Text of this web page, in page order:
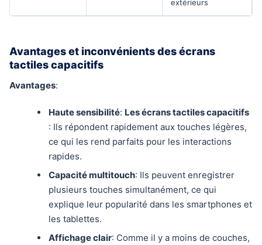
extérieurs
Avantages et inconvénients des écrans
tactiles capacitifs
Avantages:
Haute sensibilité: Les écrans tactiles capacitifs
: Ils répondent rapidement aux touches légères,
ce qui les rend parfaits pour les interactions
rapides.
Capacité multitouch: Ils peuvent enregistrer
plusieurs touches simultanément, ce qui
explique leur popularité dans les smartphones et
les tablettes.
Affichage clair: Comme il y a moins de couches,